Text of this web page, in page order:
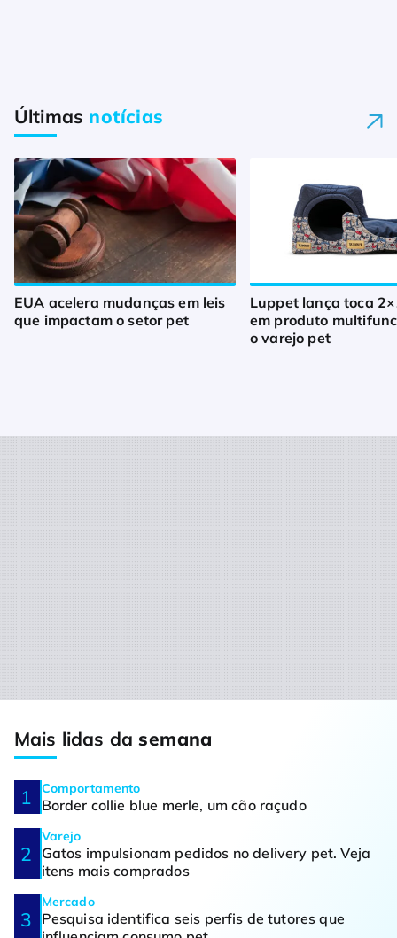
Últimas notícias
EUA acelera mudanças em leis
que impactam o setor pet
Luppet lança toca
em produto
o varejo pet
Mais lidas dasemana
Comportamento
Border collie blue merle, um cão raçudo
Varejo
Gatos impulsionam pedidos no delivery pet. Veja
itens mais comprados
Mercado
Pesquisa identifica seis perfis de tutores que